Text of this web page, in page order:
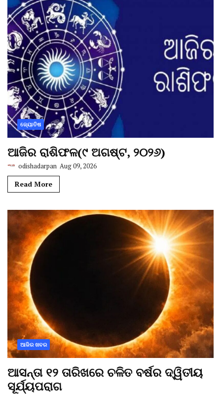
ଜ୍ୟୋତିଷ
ଆଜିର ରାଶିଫଳ(୯ ଅଗଷ୍ଟ, ୨୦୨୬)
odishadarpan Aug 09, 2026
Read More
ଆଜିର ଖବର
ଆସନ୍ତା ୧୨ ତାରିଖରେ ଚଳିତ ବର୍ଷର ଦ୍ୱିତୀୟ
ସୂର୍ଯ୍ୟପରାଗ